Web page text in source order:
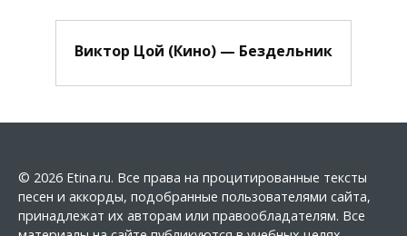
Виктор Цой (Кино) — Бездельник
© 2026 Etina.ru. Все права на процитированные тексты
песен и аккорды, подобранные пользователями сайта,
принадлежат их авторам или правообладателям. Все